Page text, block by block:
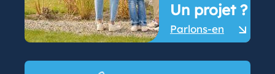
Un projet ?
Parlons-en